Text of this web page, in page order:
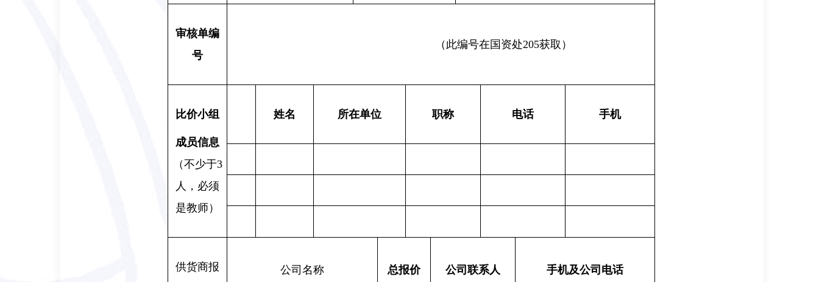
审核单编
号
（此编号在 国资处205获取）
比价小组
成员信息
（不少于3
人，必须
是教师）
姓名 所在单位 职称 电话 手机
供货商报
公司名称 总报价 公司联系人 手机及公司电话